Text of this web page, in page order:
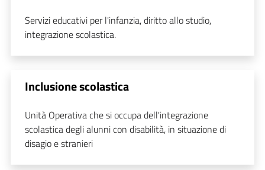
Servizi educativi per l'infanzia, diritto allo studio,
integrazione scolastica.
Inclusione scolastica
Unità Operativa che si occupa dell'integrazione
scolastica degli alunni con disabilità, in situazione di
disagio e stranieri